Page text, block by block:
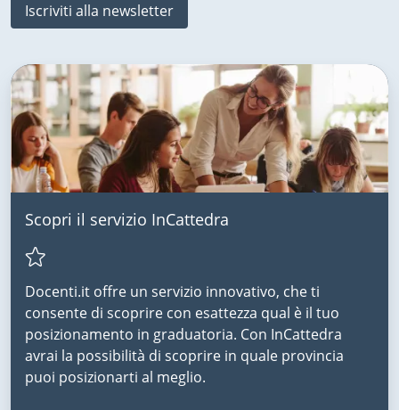
Iscriviti alla newsletter
Scopri il servizio InCattedra
Docenti.it offre un servizio innovativo, che ti
consente di scoprire con esattezza qual è il tuo
posizionamento in graduatoria. Con InCattedra
avrai la possibilità di scoprire in quale provincia
puoi posizionarti al meglio.